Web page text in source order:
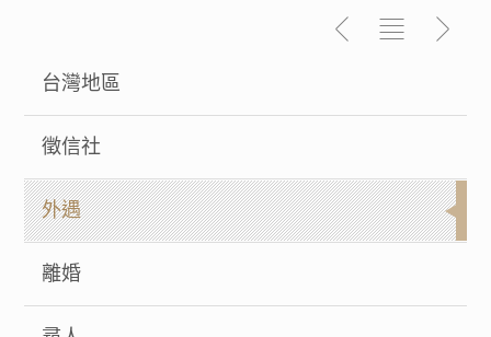
台灣地區
徵信社
外遇
離婚